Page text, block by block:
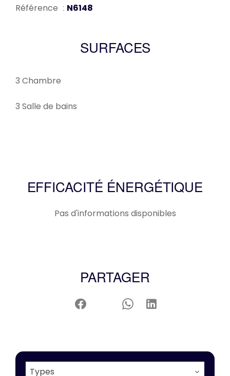
Référence N6148
SURFACES
3 Chambre
3 Salle de bains
EFFICACITÉ ÉNERGÉTIQUE
Pas d'informations disponibles
PARTAGER
Types